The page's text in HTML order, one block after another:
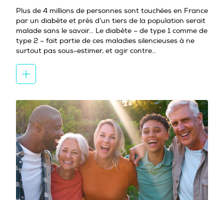
Plus de 4 millions de personnes sont touchées en France
par un diabète et près d’un tiers de la population serait
malade sans le savoir… Le diabète – de type 1 comme de
type 2 – fait partie de ces maladies silencieuses à ne
surtout pas sous-estimer, et agir contre…